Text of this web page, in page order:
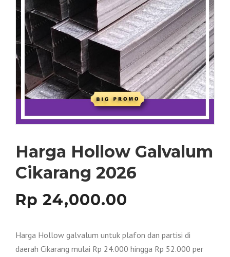
Harga Hollow Galvalum
Cikarang 2026
Rp 24,000.00
Harga Hollow galvalum untuk plafon dan partisi di
daerah Cikarang mulai Rp 24.000 hingga Rp 52.000 per